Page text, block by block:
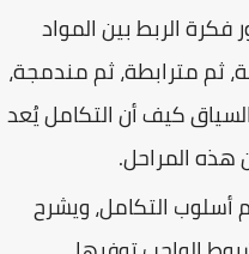
الربط بين المواد
ثم مترابطة، ثم مندمجة،
كيف أن التكامل يُعد
هذه المراحل.
أسلوب التكامل، ويشرح